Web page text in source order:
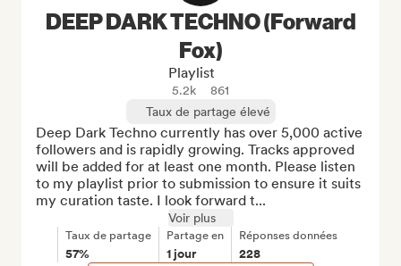
DEEP DARK TECHNO (Forward
Fox)
Playlist
5.2k
861
Taux de partage élevé
Deep Dark Techno currently has over 5,000 active
followers and is rapidly growing. Tracks approved
will be added for at least one month. Please listen
to my playlist prior to submission to ensure it suits
my curation taste. I look forward t...
Voir plus
Taux de partage
57%
Partage en
1 jour
Réponses données
228